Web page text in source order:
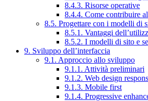
8.4.3. Risorse operative
8.4.4. Come contribuire
8.5. Progettare con i modelli di
8.5.1. Vantaggi
8.5.2. I modelli di sito e
9. Sviluppo dell’interfaccia
9.1. Approccio allo sviluppo
9.1.1. Attività preliminari
9.1.2. Web design
9.1.3. Mobile first
9.1.4. Progressive